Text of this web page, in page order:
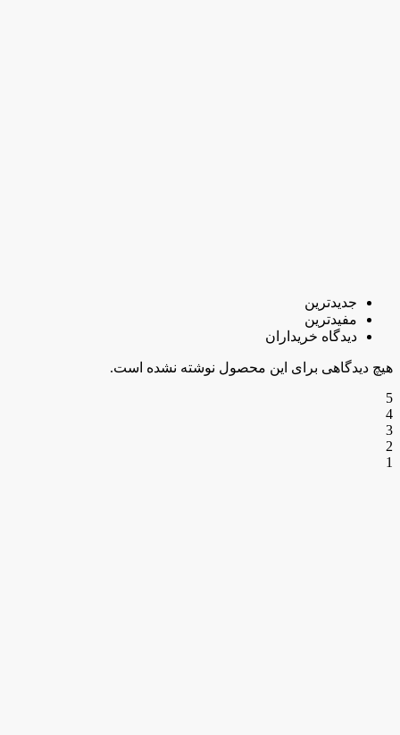
جدیدترین
مفیدترین
دیدگاه خریداران
هیچ دیدگاهی برای این محصول نوشته نشده است.
5
4
3
2
1